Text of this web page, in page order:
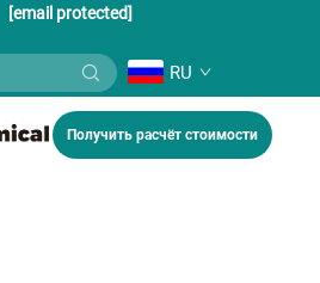
[email protected]
RU
Получить расчёт стоимости